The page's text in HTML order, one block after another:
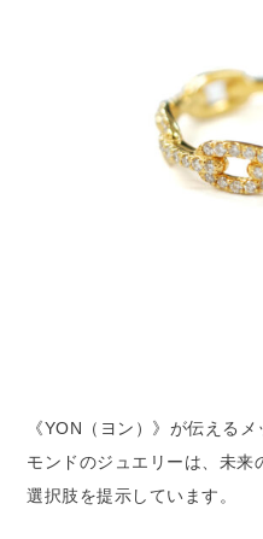
《YON（ヨン）》が伝える
モンドのジュエリーは、未来
選択肢を提示しています。